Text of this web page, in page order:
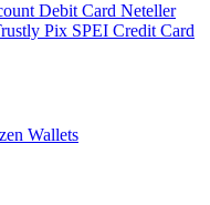
Debit Card Neteller
Pix SPEI Credit Card
Wallets